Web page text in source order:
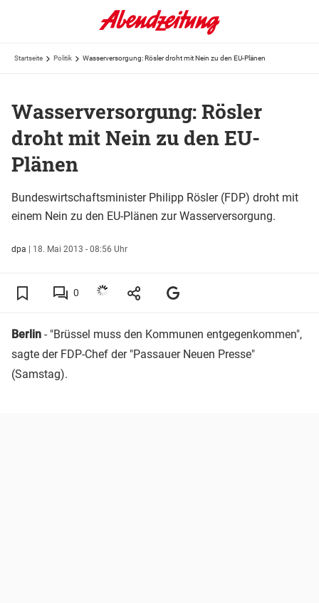
Startseite Politik Wasserversorgung: Rösler droht mit Nein zu den EU-Plänen
Wasserversorgung: Rösler
droht mit Nein zu den EU-
Plänen
Bundeswirtschaftsminister Philipp Rösler (FDP) droht mit
einem Nein zu den EU-Plänen zur Wasserversorgung.
dpa | 18. Mai 2013 - 08:56 Uhr
0
Berlin - "Brüssel muss den Kommunen entgegenkommen",
sagte der FDP-Chef der "Passauer Neuen Presse"
(Samstag).